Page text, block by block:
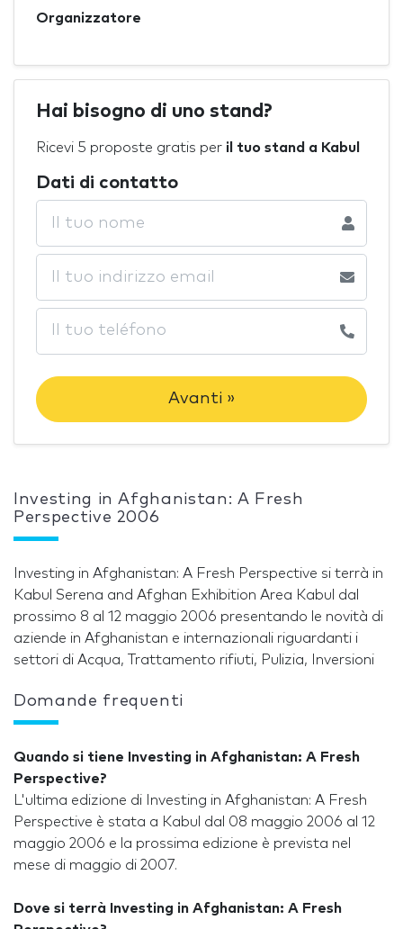
Organizzatore
Hai bisogno di uno stand?
Ricevi 5 proposte gratis per il tuo stand a Kabul
Dati di contatto
Avanti »
Investing in Afghanistan: A Fresh
Perspective 2006
Investing in Afghanistan: A Fresh Perspective si terrà in
Kabul Serena and Afghan Exhibition Area Kabul dal
prossimo 8 al 12 maggio 2006 presentando le novità di
aziende in Afghanistan e internazionali riguardanti i
settori di Acqua, Trattamento rifiuti, Pulizia, Inversioni
Domande frequenti
Quando si tiene Investing in Afghanistan: A Fresh
Perspective?
L'ultima edizione di Investing in Afghanistan: A Fresh
Perspective è stata a Kabul dal 08 maggio 2006 al 12
maggio 2006 e la prossima edizione è prevista nel
mese di maggio di 2007.
Dove si terrà Investing in Afghanistan: A Fresh